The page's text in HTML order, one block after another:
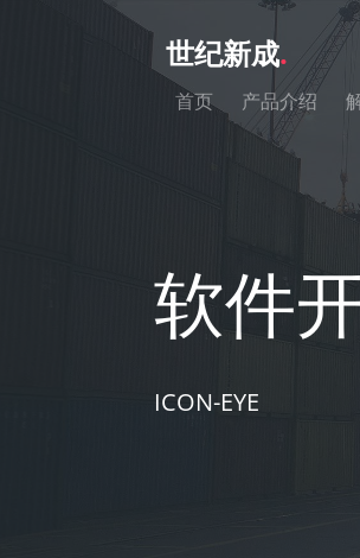
世纪新成.
首页 产品介绍
软件
ICON-EYE